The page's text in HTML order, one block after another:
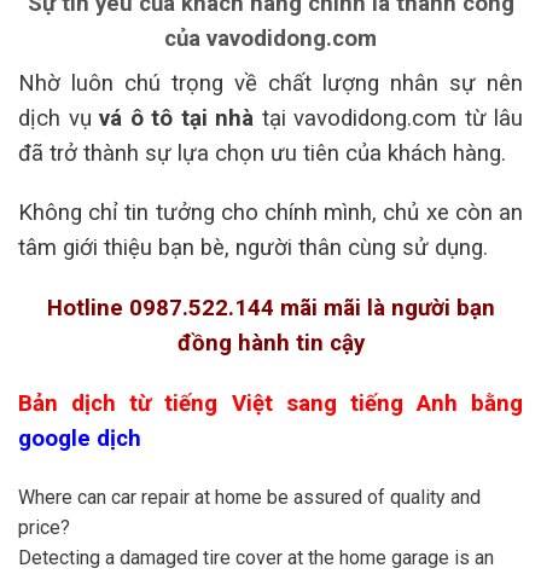
của vavodidong.com
Nhờ luôn chú trọng về chất lượng nhân sự nên
dịch vụ vá ô tô tại nhà tại vavodidong.com từ lâu
đã trở thành sự lựa chọn ưu tiên của khách hàng.
Không chỉ tin tưởng cho chính mình, chủ xe còn an
tâm giới thiệu bạn bè, người thân cùng sử dụng.
Hotline 0987.522.144 mãi mãi là người bạn
đồng hành tin cậy
Bản dịch từ tiếng Việt sang tiếng Anh bằng
google dịch
Where can car repair at home be assured of quality and
price?
Detecting a damaged tire cover at the home garage is an